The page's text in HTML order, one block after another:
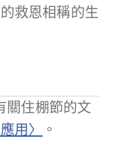
救恩相稱的生
關住棚節的文
用〉
。